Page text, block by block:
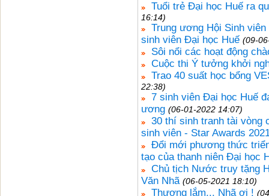
Tuổi trẻ Đại học Huế ra
16:14)
Trung ương Hội Sinh
sinh viên Đại học Huế (09-
Sôi nổi các hoạt động
Cuộc thi Ý tưởng khởi
Trao 40 suất học bổng
22:38)
7 sinh viên Đại học Huế
ương (06-01-2022 14:07)
30 thí sinh tranh tài vòng
sinh viên - Star Awards
Đổi mới phương thức
tạo của thanh niên Đại học
Chủ tịch Nước truy tặng
Văn Nhã (06-05-2021 18:10)
Thương lắm... Nhã ơi !